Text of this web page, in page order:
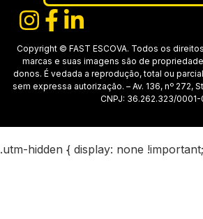
Copyright © FAST ESCOVA. Todos os
marcas e suas imagens são de
donos. É vedada a reprodução, total ou
sem expressa autorização. – Av. 136, nº 272,
CNPJ: 36.262.323/0001-
.utm-hidden { display: none